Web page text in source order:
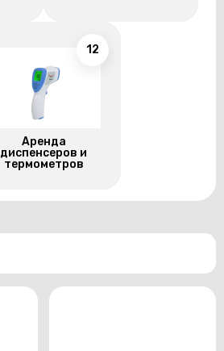
12
Аренда
диспенсеров и
термометров